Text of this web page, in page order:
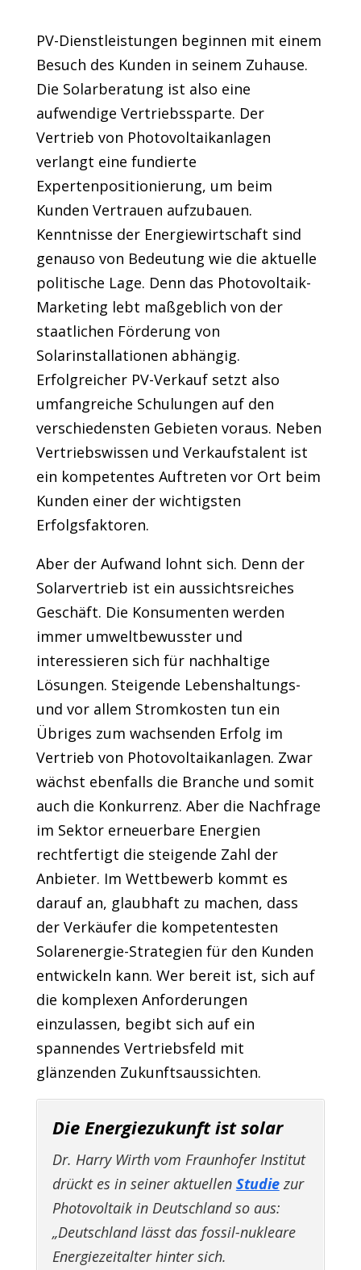
PV-Dienstleistungen beginnen mit einem
Besuch des Kunden in seinem Zuhause.
Die Solarberatung ist also eine
aufwendige Vertriebssparte. Der
Vertrieb von Photovoltaikanlagen
verlangt eine fundierte
Expertenpositionierung, um beim
Kunden Vertrauen aufzubauen.
Kenntnisse der Energiewirtschaft sind
genauso von Bedeutung wie die aktuelle
politische Lage. Denn das Photovoltaik-
Marketing lebt maßgeblich von der
staatlichen Förderung von
Solarinstallationen abhängig.
Erfolgreicher PV-Verkauf setzt also
umfangreiche Schulungen auf den
verschiedensten Gebieten voraus. Neben
Vertriebswissen und Verkaufstalent ist
ein kompetentes Auftreten vor Ort beim
Kunden einer der wichtigsten
Erfolgsfaktoren.
Aber der Aufwand lohnt sich. Denn der
Solarvertrieb ist ein aussichtsreiches
Geschäft. Die Konsumenten werden
immer umweltbewusster und
interessieren sich für nachhaltige
Lösungen. Steigende Lebenshaltungs-
und vor allem Stromkosten tun ein
Übriges zum wachsenden Erfolg im
Vertrieb von Photovoltaikanlagen. Zwar
wächst ebenfalls die Branche und somit
auch die Konkurrenz. Aber die Nachfrage
im Sektor erneuerbare Energien
rechtfertigt die steigende Zahl der
Anbieter. Im Wettbewerb kommt es
darauf an, glaubhaft zu machen, dass
der Verkäufer die kompetentesten
Solarenergie-Strategien für den Kunden
entwickeln kann. Wer bereit ist, sich auf
die komplexen Anforderungen
einzulassen, begibt sich auf ein
spannendes Vertriebsfeld mit
glänzenden Zukunftsaussichten.
Die Energiezukunft ist solar
Dr. Harry Wirth vom Fraunhofer Institut
drückt es in seiner aktuellen Studiezur
Photovoltaik in Deutschland so aus:
„Deutschland lässt das fossil-nukleare
Energiezeitalter hinter sich.